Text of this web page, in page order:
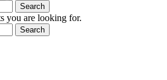
Search
you are looking for.
Search